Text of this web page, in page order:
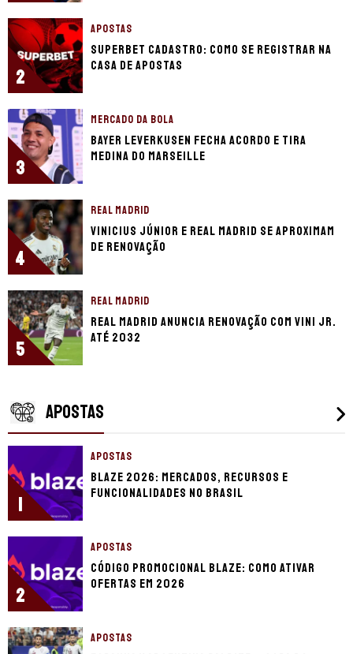
2
APOSTAS
Superbet cadastro: Como se registrar na
casa de apostas
3
MERCADO DA BOLA
Bayer Leverkusen fecha acordo e tira
Medina do Marseille
4
REAL MADRID
Vinicius Júnior e Real Madrid se aproximam
de renovação
5
REAL MADRID
Real Madrid anuncia renovação com Vini Jr.
até 2032
APOSTAS
1
APOSTAS
Blaze 2026: mercados, recursos e
funcionalidades no Brasil
2
APOSTAS
Código promocional Blaze: como ativar
ofertas em 2026
APOSTAS